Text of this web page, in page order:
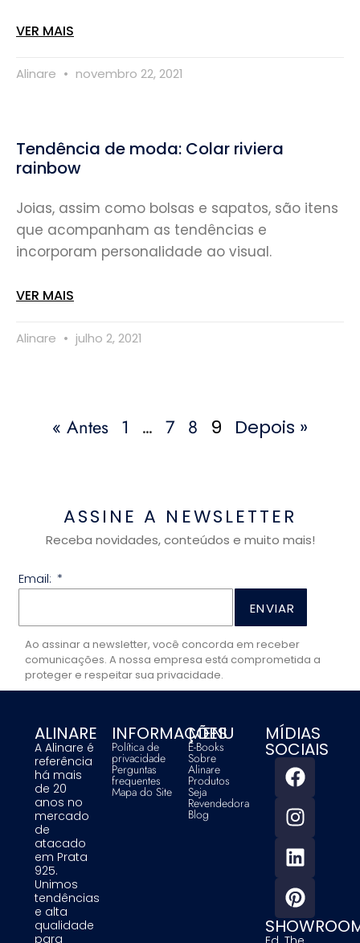
VER MAIS
Alinare novembro 22, 2021
Tendência de moda: Colar riviera
rainbow
Joias, assim como bolsas e sapatos, são itens
que acompanham as tendências e
incorporam personalidade ao visual.
VER MAIS
Alinare julho 2, 2021
« Antes 1 … 7 8 9 Depois »
ASSINE A NEWSLETTER
Receba novidades, conteúdos e muito mais!
Email:
ENVIAR
Ao assinar a newsletter, você concorda em receber
comunicações. A nossa empresa está comprometida a
proteger e respeitar sua privacidade.
ALINARE
A Alinare é
referência
há mais
de 20
anos no
mercado
de
atacado
em Prata
925.
Unimos
tendências
e alta
qualidade
para
INFORMAÇÕES
Política de
privacidade
Perguntas
frequentes
Mapa do Site
MENU
E-Books
Sobre
Alinare
Produtos
Seja
Revendedora
Blog
MÍDIAS
SOCIAIS